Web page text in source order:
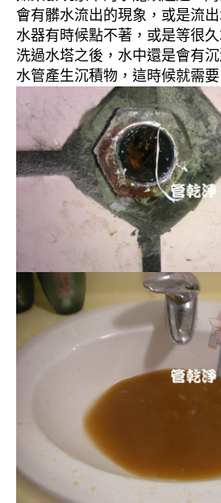
會有髒水流出的現象，或是流
水器有時候點不著，或是等很
洗過水塔之後，水中還是會有
水管產生沉積物，這時候就需要